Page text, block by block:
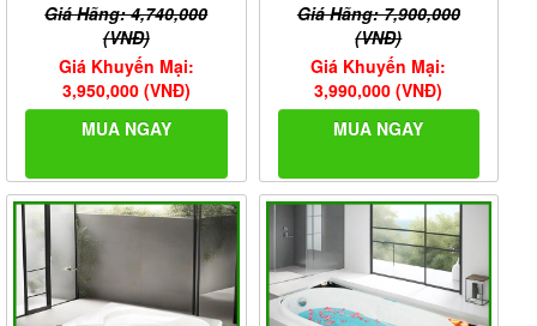
Giá Hãng: 4,740,000
(VNĐ)
Giá Khuyến Mại:
3,950,000 (VNĐ)
MUA NGAY
Giá Hãng: 7,900,000
(VNĐ)
Giá Khuyến Mại:
3,990,000 (VNĐ)
MUA NGAY